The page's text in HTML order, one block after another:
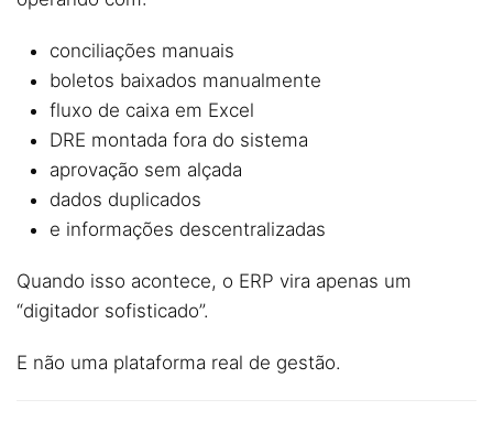
conciliações manuais
boletos baixados manualmente
fluxo de caixa em Excel
DRE montada fora do sistema
aprovação sem alçada
dados duplicados
e informações descentralizadas
Quando isso acontece, o ERP vira apenas um
“digitador sofisticado”.
E não uma plataforma real de gestão.